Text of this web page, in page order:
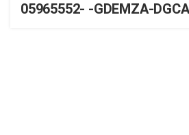
05965552- -GDEMZA-